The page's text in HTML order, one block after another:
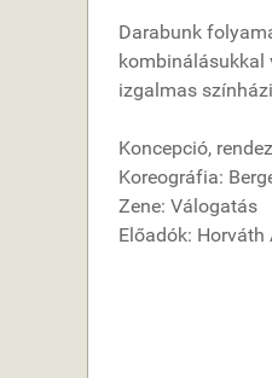
Darabunk
kombinálásukkal
izgalmas
Koncepció,
Koreográfia:
Zene: Válogatás
Előadók: Horváth